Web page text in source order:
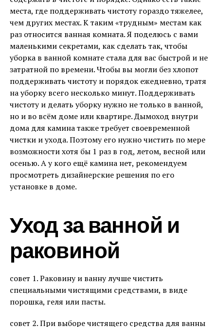
места, где поддерживать чистоту гораздо тяжелее,
чем других местах. К таким «трудным» местам как
раз относится ванная комната. Я поделюсь с вами
маленькими секретами, как сделать так, чтобы
уборка в ванной комнате стала для вас быстрой и не
затратной по времени. Чтобы вы могли без хлопот
поддерживать чистоту и порядок ежедневно, тратя
на уборку всего несколько минут. Поддерживать
чистоту и делать уборку нужно не только в ванной,
но и во всём доме или квартире. Дымоход внутри
дома для камина также требует своевременной
чистки и ухода. Поэтому его нужно чистить по мере
возможности хотя бы 1 раз в год, летом, весной или
осенью. А у кого ещё камина нет, рекомендуем
просмотреть дизайнерские решения по его
установке в доме.
Уход за ванной и
раковиной
совет 1. Раковину и ванну лучше чистить
специальными чистящими средствами, в виде
порошка, геля или пасты.
совет 2. При выборе чистящего средства для ванны